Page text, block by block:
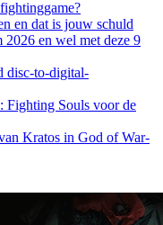
en dat is jouw schuld
2026 en wel met deze 9
disc-to-digital-
Souls voor de
Kratos in God of War-